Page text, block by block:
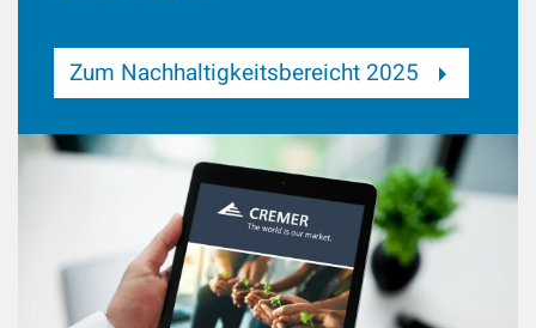
Zum Nachhaltigkeitsbereicht 2025